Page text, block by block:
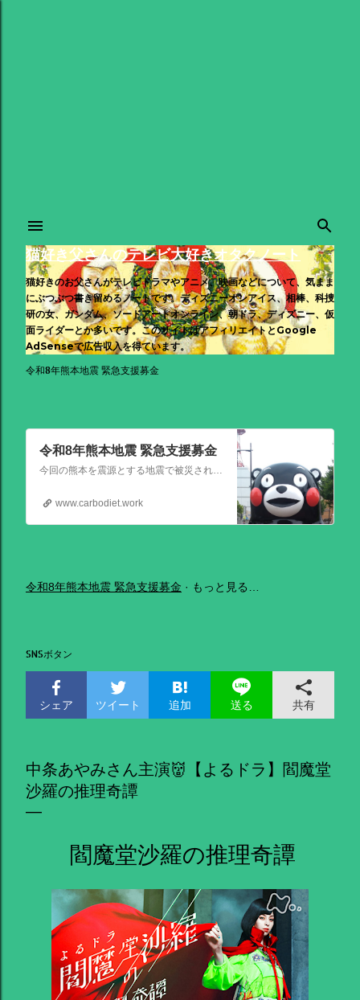
猫好き父さんのテレビ大好きオタクノート
猫好きのお父さんがテレビドラマやアニメ、映画などについて、気まま
にぶつぶつ書き留めるノートです。ディズニーオンアイス、相棒、科捜
研の女、ガンダム、ソードアートオンライン、朝ドラ、ディズニー、仮
面ライダーとか多いです。このサイトはアフィリエイトとGoogle
AdSenseで広告収入を得ています。
令和8年熊本地震 緊急支援募金
令和8年熊本地震 緊急支援募金
今回の熊本を震源とする地震で被災された皆さままだまだ余震も続き大変な時間を過ごされていると思います。心よりお見舞い申し上げます
www.carbodiet.work
令和8年熊本地震 緊急支援募金 もっと見る…
SNSボタン
シェア ツイート 追加 送る 共有
中条あやみさん主演👹【よるドラ】閻魔堂
沙羅の推理奇譚
閻魔堂沙羅の推理奇譚